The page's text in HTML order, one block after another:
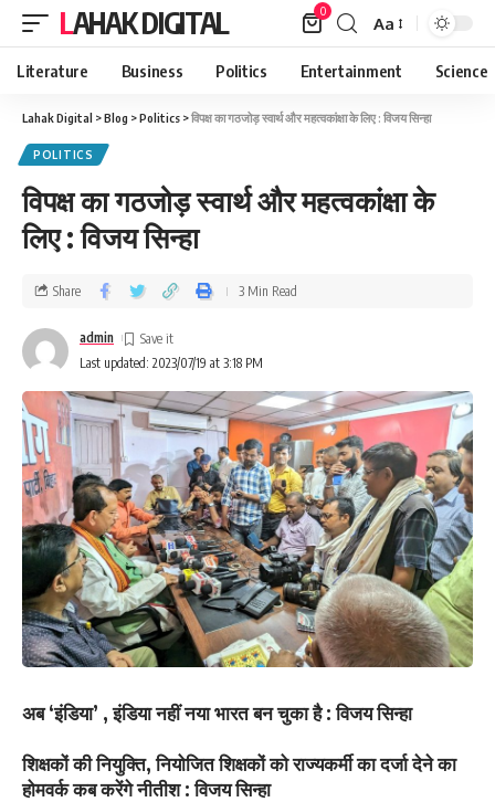
LAHAK DIGITAL 0
Aa
Literature Business Politics Entertainment Science
Lahak Digital >Blog >Politics >विपक्ष का गठजोड़ स्वार्थ और महत्वकांक्षा के लिए : विजय सिन्हा
POLITICS
विपक्ष का गठजोड़ स्वार्थ और महत्वकांक्षा के
लिए : विजय सिन्हा
Last updated: 2023/07/19 at 3:18 PM
admin
Share 3 Min Read
अब ‘इंडिया’ , इंडिया नहीं नया भारत बन चुका है : विजय सिन्हा
शिक्षकों की नियुक्ति, नियोजित शिक्षकों को राज्यकर्मी का दर्जा देने का
होमवर्क कब करेंगे नीतीश : विजय सिन्हा